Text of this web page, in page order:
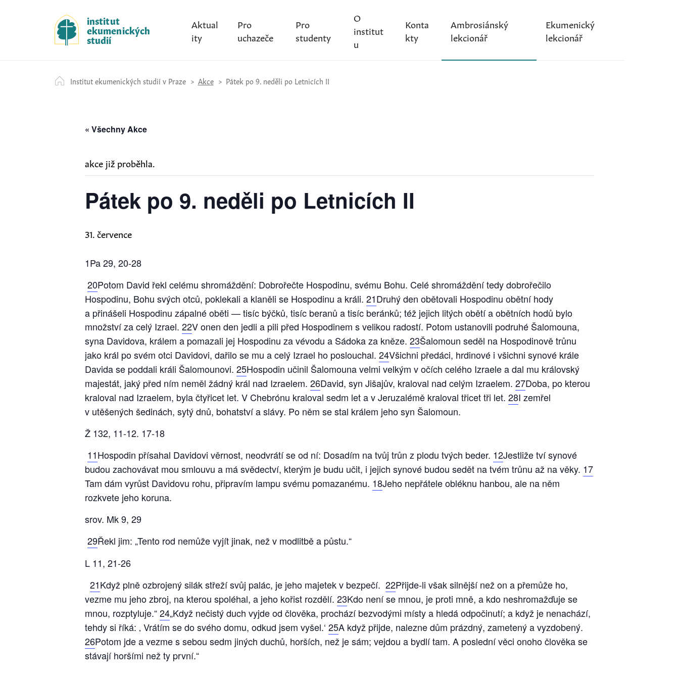
k
i
p
t
c
institut
ekumenických
studií
Aktual
ity
Pro
uchazeče
Pro
studenty
O
institut
u
Konta
kty
Ambrosiánský
lekcionář
Ekumenický
lekcionář
Institut ekumenických studií v Praze Akce Pátek po 9. neděli po Letnicích II
« Všechny Akce
akce již proběhla.
Pátek po 9. neděli po Letnicích II
31. července
1Pa 29, 20-28
20Potom David řekl celému shromáždění: Dobrořečte Hospodinu, svému Bohu. Celé shromáždění tedy dobrořečilo
Hospodinu, Bohu svých otců, poklekali a klaněli se Hospodinu a králi. 21Druhý den obětovali Hospodinu obětní hody
a přinášeli Hospodinu zápalné oběti — tisíc býčků, tisíc beranů a tisíc beránků; též jejich litých obětí a obětních hodů bylo
množství za celý Izrael. 22V onen den jedli a pili před Hospodinem s velikou radostí. Potom ustanovili podruhé Šalomouna,
syna Davidova, králem a pomazali jej Hospodinu za vévodu a Sádoka za kněze. 23Šalomoun seděl na Hospodinově trůnu
jako král po svém otci Davidovi, dařilo se mu a celý Izrael ho poslouchal. 24Všichni předáci, hrdinové i všichni synové krále
Davida se poddali králi Šalomounovi. 25Hospodin učinil Šalomouna velmi velkým v očích celého Izraele a dal mu královský
majestát, jaký před ním neměl žádný král nad Izraelem. 26David, syn Jišajův, kraloval nad celým Izraelem. 27Doba, po kterou
kraloval nad Izraelem, byla čtyřicet let. V Chebrónu kraloval sedm let a v Jeruzalémě kraloval třicet tři let. 28I zemřel
v utěšených šedinách, sytý dnů, bohatství a slávy. Po něm se stal králem jeho syn Šalomoun.
Ž 132, 11-12. 17-18
11Hospodin přísahal Davidovi věrnost, neodvrátí se od ní: Dosadím na tvůj trůn z plodu tvých beder. 12Jestliže tví synové
budou zachovávat mou smlouvu a má svědectví, kterým je budu učit, i jejich synové budou sedět na tvém trůnu až na věky. 17
Tam dám vyrůst Davidovu rohu, připravím lampu svému pomazanému. 18Jeho nepřátele obléknu hanbou, ale na něm
rozkvete jeho koruna.
srov. Mk 9, 29
29Řekl jim: „Tento rod nemůže vyjít jinak, než v modlitbě a půstu.“
L 11, 21-26
21Když plně ozbrojený silák střeží svůj palác, je jeho majetek v bezpečí. 22Přijde-li však silnější než on a přemůže ho,
vezme mu jeho zbroj, na kterou spoléhal, a jeho kořist rozdělí. 23Kdo není se mnou, je proti mně, a kdo neshromažďuje se
mnou, rozptyluje.“24„Když nečistý duch vyjde od člověka, prochází bezvodými místy a hledá odpočinutí; a když je nenachází,
tehdy si říká: ‚ Vrátím se do svého domu, odkud jsem vyšel.‘ 25A když přijde, nalezne dům prázdný, zametený a vyzdobený.
26Potom jde a vezme s sebou sedm jiných duchů, horších, než je sám; vejdou a bydlí tam. A poslední věci onoho člověka se
stávají horšími než ty první.“